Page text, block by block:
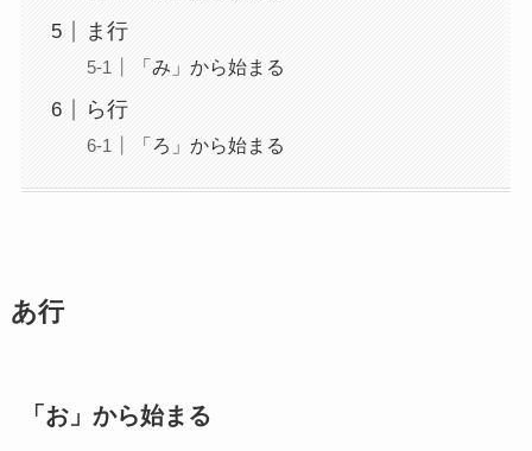
ま行
「み」から始まる
ら行
「ろ」から始まる
あ行
「お」から始まる